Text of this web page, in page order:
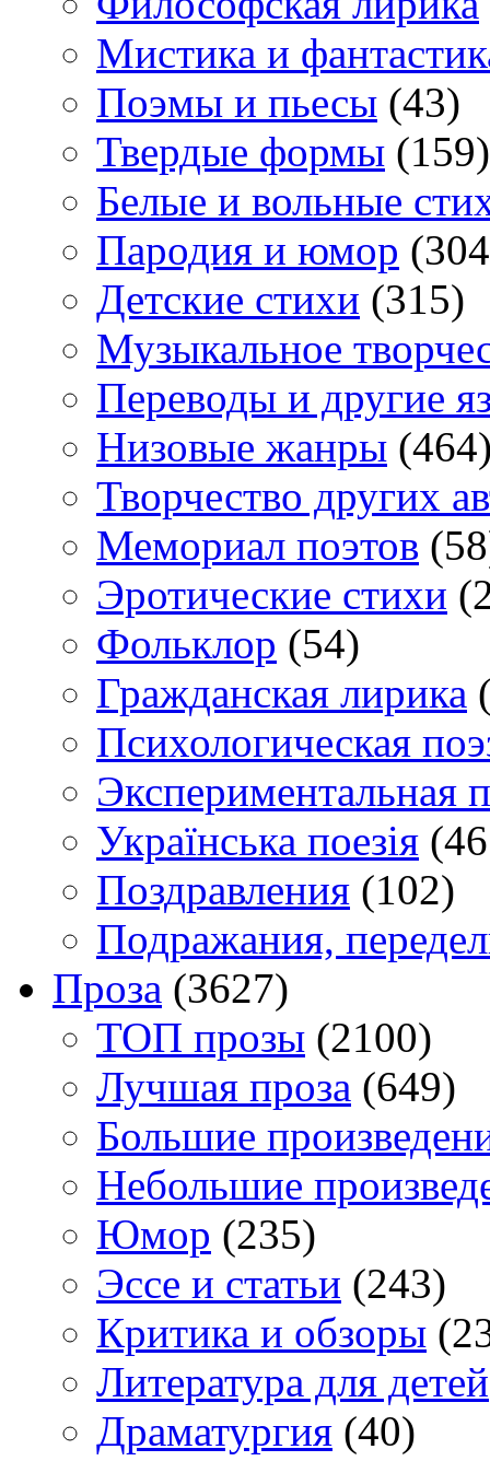
Мистика и
Поэмы и пьесы (43)
Твердые формы (159)
Белые и вольные
Пародия и юмор
Детские стихи (315)
Музыкальное
Переводы и другие
Низовые жанры
Творчество других
Мемориал поэтов
Эротические стихи
Фольклор (54)
Гражданская лирика
Психологическая
Экспериментальная
Українська поезія
Поздравления (102)
Подражания,
Проза (3627)
TOП прозы (2100)
Лучшая проза (649)
Большие
Небольшие
Юмор (235)
Эссе и статьи (243)
Критика и обзоры
Литература для детей
Драматургия (40)